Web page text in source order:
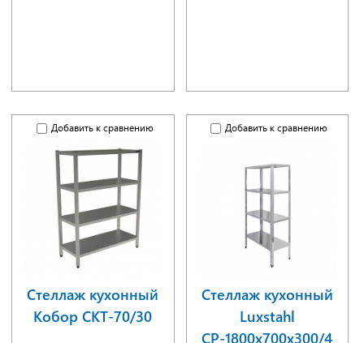
Добавить к сравнению
Стеллаж кухонный
Кобор СКТ-70/30
Добавить к сравнению
Стеллаж кухонный
Luxstahl
СР-1800х700х300/4